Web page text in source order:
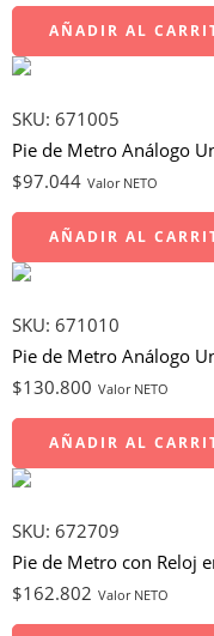
AÑADIR AL
SKU: 671005
Pie de Metro Análogo
$97.044 Valor NETO
AÑADIR AL
SKU: 671010
Pie de Metro Análogo
$130.800 Valor NETO
AÑADIR AL
SKU: 672709
Pie de Metro con Reloj
$162.802 Valor NETO